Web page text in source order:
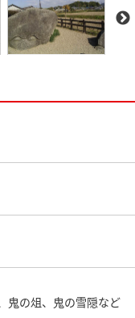
鬼の俎、鬼の雪隠など